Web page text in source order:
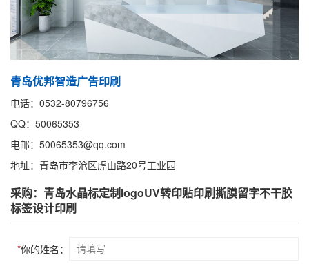
青岛优邦智造广告印刷
电话：0532-80796756
QQ：50065353
电邮：50065353@qq.com
地址：青岛市李沧区虎山路20号工业园
采购：青岛水晶标定制logoUV转印贴印刷撕膜留字不干胶
标签设计印刷
*你的姓名：